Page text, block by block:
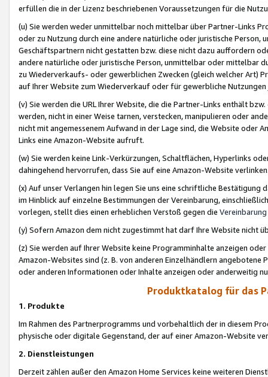
erfüllen die in der Lizenz beschriebenen Voraussetzungen für die
(u) Sie werden weder unmittelbar noch mittelbar über Partner-Links
oder zu Nutzung durch eine andere natürliche oder juristische
Geschäftspartnern nicht gestatten bzw. diese nicht dazu auffordern
andere natürliche oder juristische Person, unmittelbar oder mittelbar
zu Wiederverkaufs- oder gewerblichen Zwecken (gleich welcher Art)
auf Ihrer Website zum Wiederverkauf oder für gewerbliche
(v) Sie werden die URL Ihrer Website, die die Partner-Links enthält
werden, nicht in einer Weise tarnen, verstecken, manipulieren oder
nicht mit angemessenem Aufwand in der Lage sind, die Website oder
Links eine Amazon-Website aufruft.
(w) Sie werden keine Link-Verkürzungen, Schaltflächen, Hyperlinks
dahingehend hervorrufen, dass Sie auf eine Amazon-Website
(x) Auf unser Verlangen hin legen Sie uns eine schriftliche
im Hinblick auf einzelne Bestimmungen der Vereinbarung,
vorlegen, stellt dies einen erheblichen Verstoß gegen die Vereinbarung
(y) Sofern Amazon dem nicht zugestimmt hat darf Ihre Website nicht
(z) Sie werden auf Ihrer Website keine Programminhalte anzeigen
Amazon-Websites sind (z. B. von anderen Einzelhändlern
oder anderen Informationen oder Inhalte anzeigen oder anderweitig
Produktkatalog für das
1. Produkte
Im Rahmen des Partnerprogramms und vorbehaltlich der in diesem
physische oder digitale Gegenstand, der auf einer Amazon-Website
2. Dienstleistungen
Derzeit zählen außer den Amazon Home Services keine weiteren